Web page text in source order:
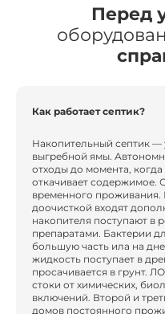
Перед
Как работает септик?
Накопительный септик
выгребной ямы.
отходы до момента,
откачивает содержимое.
временного проживания.
доочисткой входят
накопителя поступают в
препаратами. Бактерии
большую часть ила на
жидкость поступает в
просачивается в грунт.
стоки от химических,
включений. Второй и
домов постоянного